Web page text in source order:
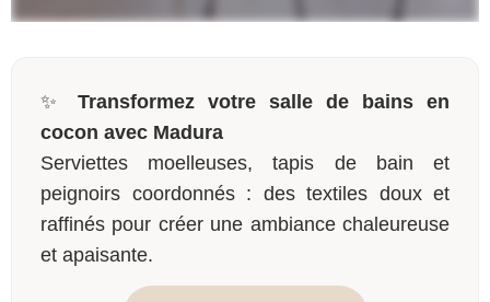
✨ Transformez votre salle de bains en
cocon avec Madura
Serviettes moelleuses, tapis de bain et
peignoirs coordonnés : des textiles doux et
raffinés pour créer une ambiance chaleureuse
et apaisante.